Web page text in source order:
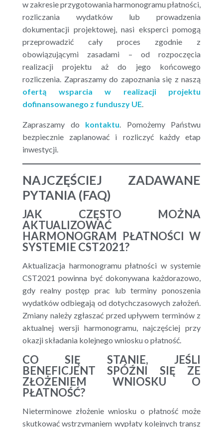
w zakresie przygotowania harmonogramu płatności,
rozliczania wydatków lub prowadzenia
dokumentacji projektowej, nasi eksperci pomogą
przeprowadzić cały proces zgodnie z
obowiązującymi zasadami – od rozpoczęcia
realizacji projektu aż do jego końcowego
rozliczenia. Zapraszamy do zapoznania się z naszą
ofertą wsparcia w realizacji projektu
dofinansowanego z funduszy UE.
Zapraszamy do kontaktu. Pomożemy Państwu
bezpiecznie zaplanować i rozliczyć każdy etap
inwestycji.
NAJCZĘŚCIEJ ZADAWANE
PYTANIA (FAQ)
JAK CZĘSTO MOŻNA
AKTUALIZOWAĆ
HARMONOGRAM PŁATNOŚCI W
SYSTEMIE CST2021?
Aktualizacja harmonogramu płatności w systemie
CST2021 powinna być dokonywana każdorazowo,
gdy realny postęp prac lub terminy ponoszenia
wydatków odbiegają od dotychczasowych założeń.
Zmiany należy zgłaszać przed upływem terminów z
aktualnej wersji harmonogramu, najczęściej przy
okazji składania kolejnego wniosku o płatność.
CO SIĘ STANIE, JEŚLI
BENEFICJENT SPÓŹNI SIĘ ZE
ZŁOŻENIEM WNIOSKU O
PŁATNOŚĆ?
Nieterminowe złożenie wniosku o płatność może
skutkować wstrzymaniem wypłaty kolejnych transz